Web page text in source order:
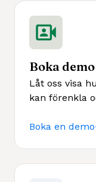
Boka demo
Låt oss visa
kan förenkla
Boka en demo